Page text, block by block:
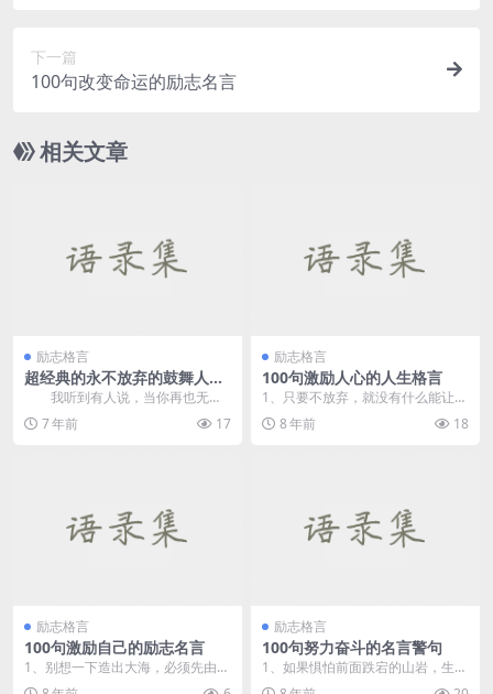
下一篇
100句改变命运的励志名言
相关文章
励志格言
超经典的永不放弃的鼓舞人心
的句子分享
我听到有人说，当你再也无法
拥有它时。你唯一能做的就是让自
己不要忘记。 &nb...
7 年前 17
励志格言
100句激励人心的人生格言
1、只要不放弃，就没有什么能让自
己退缩；只要够坚强，就没有什么
能把自己打垮！ &...
8 年前 18
励志格言
100句激励自己的励志名言
1、别想一下造出大海，必须先由小
河川开始。 &nbs...
励志格言
100句努力奋斗的名言警句
1、如果惧怕前面跌宕的山岩，生命
就永远只能是死水一潭。 ...